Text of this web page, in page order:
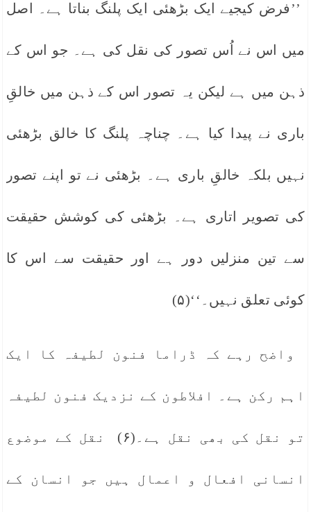
’’فرض کیجیے ایک بڑھئی ایک پلنگ بناتا ہے۔ اصل
میں اس نے اُس تصور کی نقل کی ہے۔ جو اس کے
ذہن میں ہے لیکن یہ تصور اس کے ذہن میں خالقِ
باری نے پیدا کیا ہے۔ چناچہ پلنگ کا خالق بڑھئی
نہیں بلکہ خالقِ باری ہے۔ بڑھئی نے تو اپنے تصور
کی تصویر اتاری ہے۔ بڑھئی کی کوشش حقیقت
سے تین منزلیں دور ہے اور حقیقت سے اس کا
کوئی تعلق نہیں۔‘‘(۵)
واضح رہے کہ ڈراما فنون لطیفہ کا ایک
اہم رکن ہے۔ افلاطون کے نزدیک فنون لطیفہ
تو نقل کی بھی نقل ہے۔(۶) نقل کے موضوع
انسانی افعال و اعمال ہیں جو انسان کے